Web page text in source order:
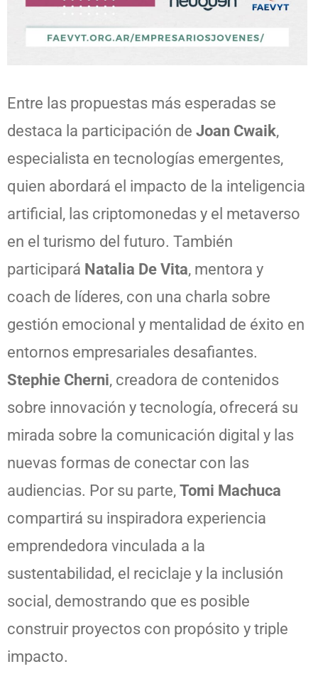
Entre las propuestas más esperadas se
destaca la participación de Joan Cwaik,
especialista en tecnologías emergentes,
quien abordará el impacto de la inteligencia
artificial, las criptomonedas y el metaverso
en el turismo del futuro. También
participará Natalia De Vita, mentora y
coach de líderes, con una charla sobre
gestión emocional y mentalidad de éxito en
entornos empresariales desafiantes.
Stephie Cherni, creadora de contenidos
sobre innovación y tecnología, ofrecerá su
mirada sobre la comunicación digital y las
nuevas formas de conectar con las
audiencias. Por su parte, Tomi Machuca
compartirá su inspiradora experiencia
emprendedora vinculada a la
sustentabilidad, el reciclaje y la inclusión
social, demostrando que es posible
construir proyectos con propósito y triple
impacto.